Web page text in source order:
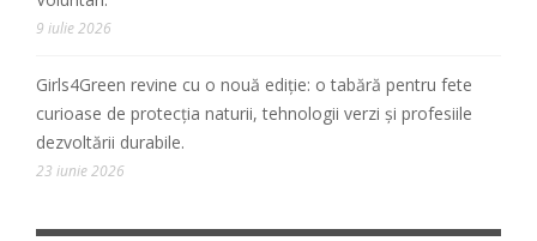
9 iulie 2026
Girls4Green revine cu o nouă ediție: o tabără pentru fete
curioase de protecția naturii, tehnologii verzi și profesiile
dezvoltării durabile.
23 iunie 2026